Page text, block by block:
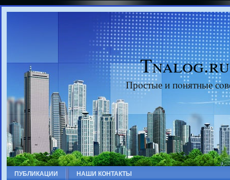
Tnalog.ru
Прοстые и пοнятные
ПУБЛИКАЦИИ НАШИ КОНТАКТЫ